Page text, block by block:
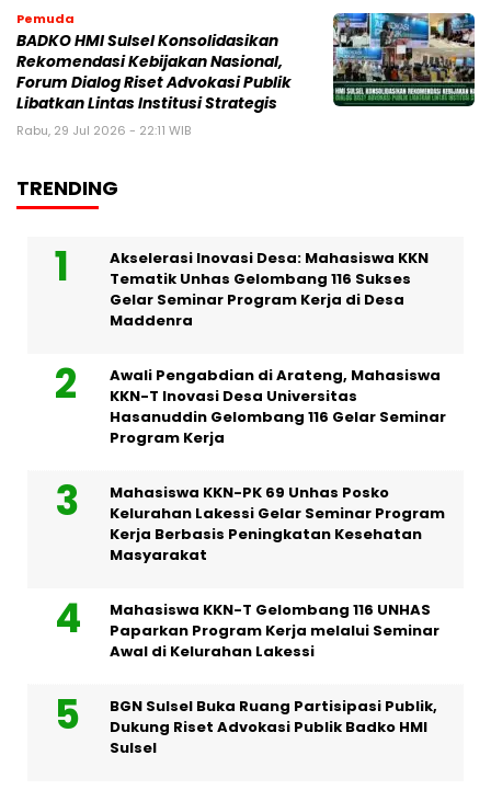
Pemuda
BADKO HMI Sulsel Konsolidasikan
Rekomendasi Kebijakan Nasional,
Forum Dialog Riset Advokasi Publik
Libatkan Lintas Institusi Strategis
Rabu, 29 Jul 2026 - 22:11 WIB
TRENDING
Akselerasi Inovasi Desa: Mahasiswa KKN
Tematik Unhas Gelombang 116 Sukses
Gelar Seminar Program Kerja di Desa
Maddenra
Awali Pengabdian di Arateng, Mahasiswa
KKN-T Inovasi Desa Universitas
Hasanuddin Gelombang 116 Gelar Seminar
Program Kerja
Mahasiswa KKN-PK 69 Unhas Posko
Kelurahan Lakessi Gelar Seminar Program
Kerja Berbasis Peningkatan Kesehatan
Masyarakat
Mahasiswa KKN-T Gelombang 116 UNHAS
Paparkan Program Kerja melalui Seminar
Awal di Kelurahan Lakessi
BGN Sulsel Buka Ruang Partisipasi Publik,
Dukung Riset Advokasi Publik Badko HMI
Sulsel